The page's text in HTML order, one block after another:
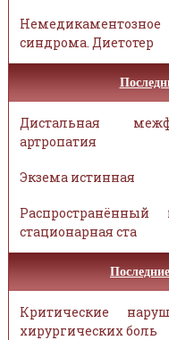
синдрома. Диетотер
Дистальная
артропатия
Экзема истинная
стационарная ста
Критические
хирургических боль